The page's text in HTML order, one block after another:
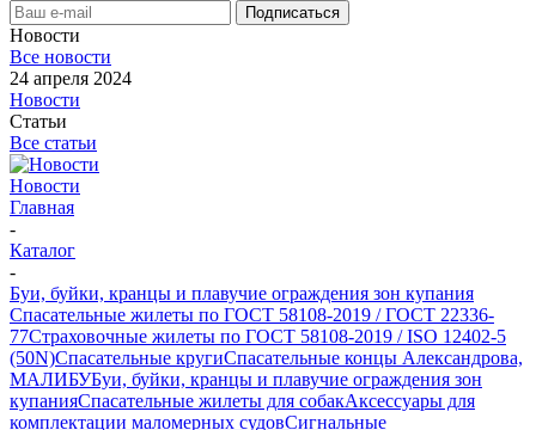
Новости
Все новости
24 апреля 2024
Новости
Статьи
Все статьи
Новости
Главная
-
Каталог
-
Буи, буйки, кранцы и плавучие ограждения зон купания
Спасательные жилеты по ГОСТ 58108-2019 / ГОСТ 22336-
77Страховочные жилеты по ГОСТ 58108-2019 / ISO 12402-5
(50N)Спасательные кругиСпасательные концы Александрова,
МАЛИБУБуи, буйки, кранцы и плавучие ограждения зон
купанияСпасательные жилеты для собакАксессуары для
комплектации маломерных судовСигнальные